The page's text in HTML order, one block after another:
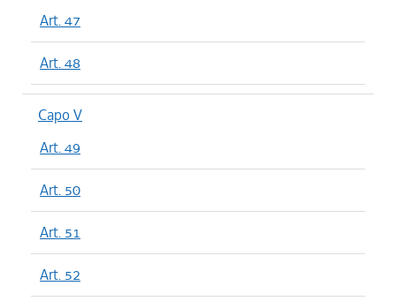
Art. 47
Art. 48
Capo V
Art. 49
Art. 50
Art. 51
Art. 52